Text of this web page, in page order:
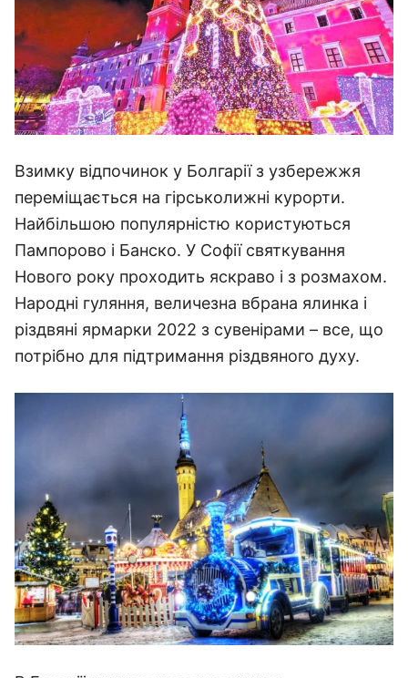
Взимку відпочинок у Болгарії з узбережжя
переміщається на гірськолижні курорти.
Найбільшою популярністю користуються
Пампорово і Банско. У Софії святкування
Нового року проходить яскраво і з розмахом.
Народні гуляння, величезна вбрана ялинка і
різдвяні ярмарки 2022 з сувенірами – все, що
потрібно для підтримання різдвяного духу.